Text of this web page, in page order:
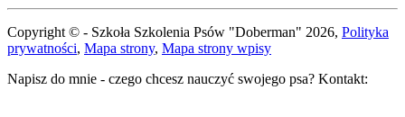
Copyright © - Szkoła Szkolenia Psów "Doberman" 2026, Polityka
prywatności, Mapa strony, Mapa strony wpisy
Napisz do mnie - czego chcesz nauczyć swojego psa? Kontakt: